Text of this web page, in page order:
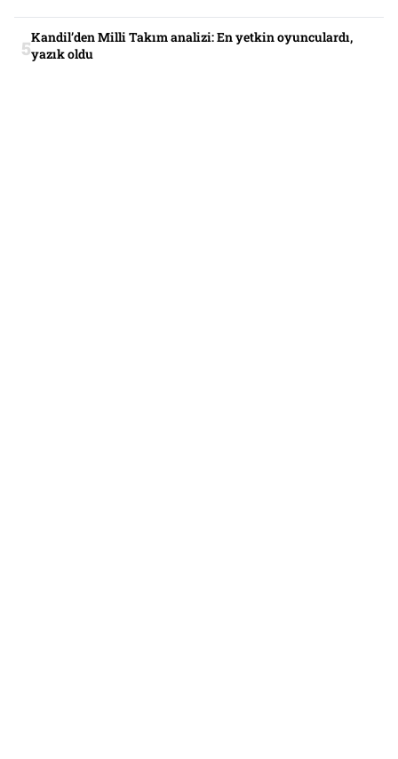
Kandil’den Milli Takım analizi: En yetkin oyunculardı,
yazık oldu